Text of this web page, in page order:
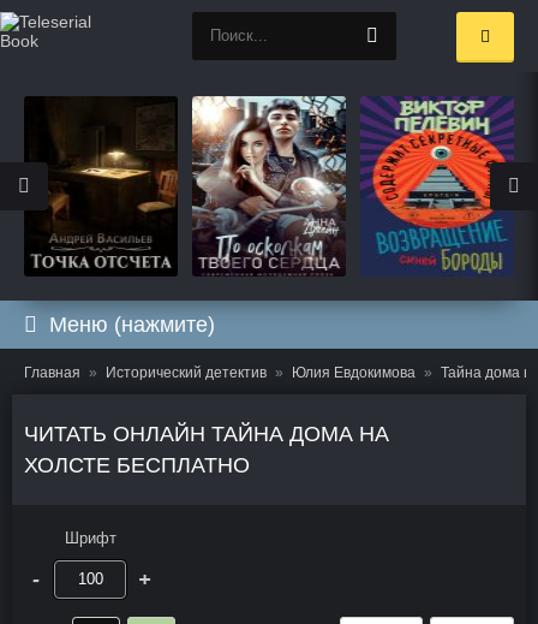
Меню (нажмите)
Главная Исторический детектив Юлия Евдокимова Тайна дома
ЧИТАТЬ ОНЛАЙН ТАЙНА ДОМА НА
ХОЛСТЕ БЕСПЛАТНО
Шрифт
- +